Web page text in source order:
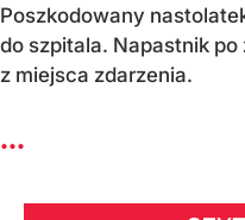
Poszkodowany
do szpitala. Napastnik po
z miejsca zdarzenia.
...